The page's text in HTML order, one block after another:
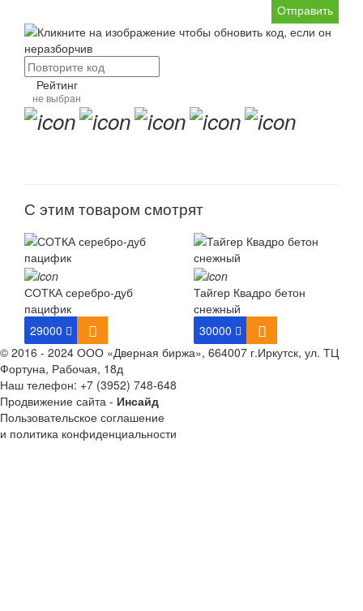
Отправить
Рейтинг
не выбран
С этим товаром смотрят
СОТКА серебро-дуб
пацифик
29000
Тайгер Квадро бетон
снежный
30000
© 2016 - 2024 ООО «Дверная биржа», 664007 г.Иркутск, ул. ТЦ
Фортуна, Рабочая, 18д
Наш телефон: +7 (3952) 748-648
Продвижение сайта - Инсайд
Пользовательское соглашение
и политика конфиденциальности